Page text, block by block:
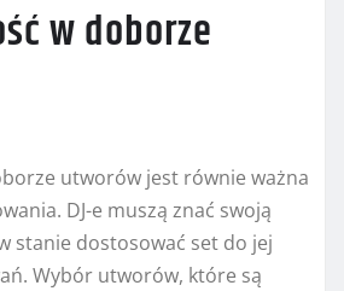
w doborze
utworów jest równie ważna
DJ-e muszą znać swoją
stanie dostosować set do jej
Wybór utworów, które są